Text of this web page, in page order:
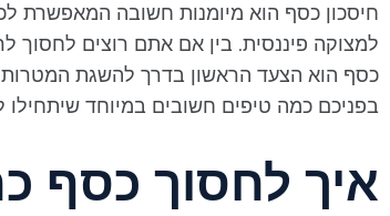
חיסכון כסף הוא מיומנות חשובה המאפשרת
למצוקה פיננסית. בין אם אתם רוצים לחסוך
כסף הוא הצעד הראשון בדרך להשגת
בפניכם כמה טיפים חשובים במיוחד
איך לחסוך כסף